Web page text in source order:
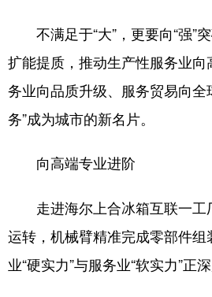
政事 文旅 社
文娱 融媒秀
多语种频道
English Español
Русский язык
Deutsch Português
不满足于“大”，更要向“强”
扩能提质，推动生产性服务业
务业向品质升级、服务贸易向全
务”成为城市的新名片。
向高端专业进阶
走进海尔上合冰箱互联一工
运转，机械臂精准完成零部件
业“硬实力”与服务业“软实力”正深